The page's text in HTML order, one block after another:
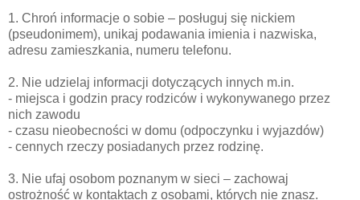
1. Chroń informacje o sobie – posługuj się nickiem
(pseudonimem), unikaj podawania imienia i nazwiska,
adresu zamieszkania, numeru telefonu.
2. Nie udzielaj informacji dotyczących innych m.in.
- miejsca i godzin pracy rodziców i wykonywanego przez
nich zawodu
- czasu nieobecności w domu (odpoczynku i wyjazdów)
- cennych rzeczy posiadanych przez rodzinę.
3. Nie ufaj osobom poznanym w sieci – zachowaj
ostrożność w kontaktach z osobami, których nie znasz.